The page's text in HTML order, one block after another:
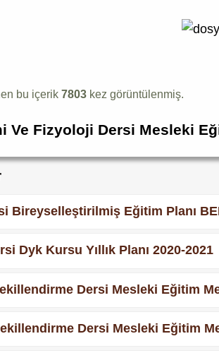
bu içerik7803 kez görüntülenmiş.
Ve Fizyoloji Dersi Mesleki
Bireyselleştirilmiş Eğitim Planı
Dyk Kursu Yıllık Planı 2020-2021
Dersi Mesleki Eğitim
Dersi Mesleki Eğitim